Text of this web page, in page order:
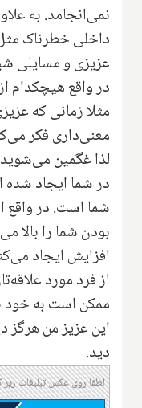
نمی‌انجامد. به
داخلی خطرناک
عزیزی و مسایلی
در واقع هیچکدام
مثلا زمانی که
معنی‌داری فکر
لذا غگمین
در شما ایجاد
شما است. در واقع
بودن شما را بالا
افزایش ایجاد
از فرد مورد
ممکن است به خود
این عزیز من
دید.
لطفا روی عکس تبلیغات زیر